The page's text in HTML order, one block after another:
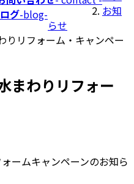
グ-blog-
お知
らせ
りリフォーム・キャンペー
まわりリフォー
ームキャンペーンのお知ら